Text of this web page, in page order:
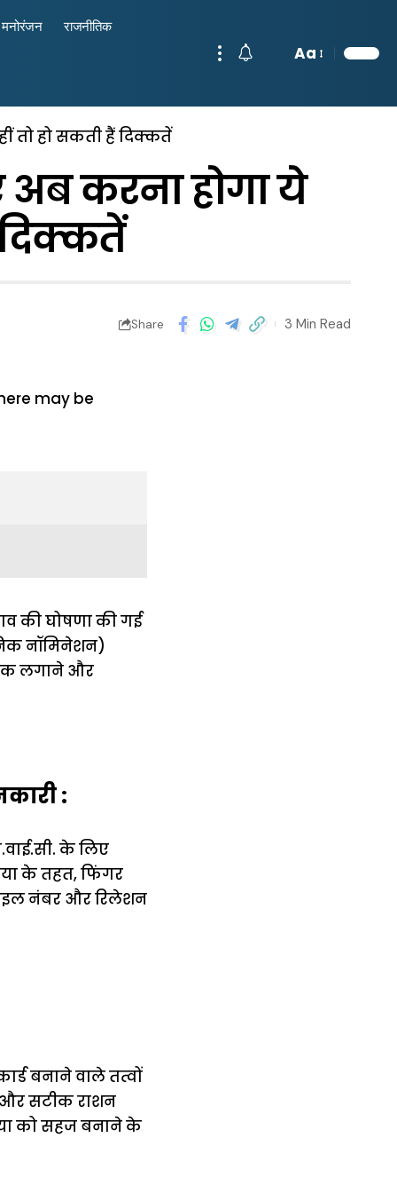
मनोरंजन राजनीतिक
Aa
तो हो सकती हैं दिक्कतें
करना होगा ये
Share 3 Min Read
की घोषणा की गई
नॉमिनेशन)
लगाने और
:
के लिए
के तहत, फिंगर
नंबर और रिलेशन
बनाने वाले तत्वों
सटीक राशन
को सहज बनाने के